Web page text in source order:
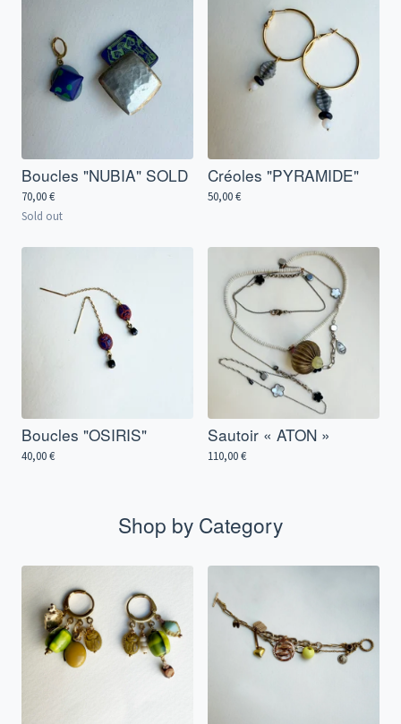
Boucles "NUBIA" SOLD
70,00€
Sold out
Créoles "PYRAMIDE"
50,00€
Boucles "OSIRIS"
40,00€
Sautoir « ATON »
110,00€
Shop by Category